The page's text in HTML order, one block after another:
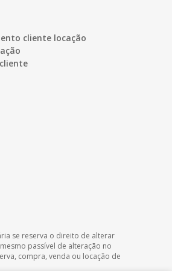
cliente locação
se reserva o direito de alterar
passível de alteração no
compra, venda ou locação de